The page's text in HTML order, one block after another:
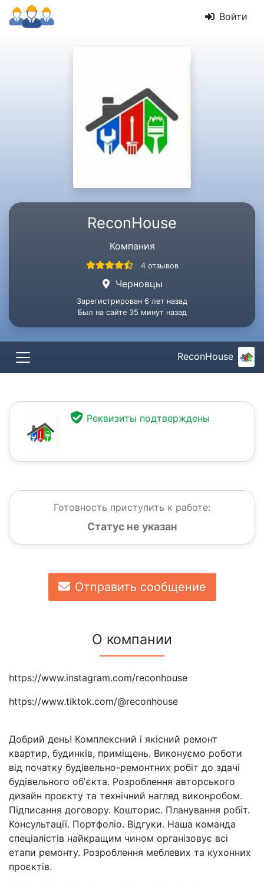
Войти
ReconHouse
Компания
4 отзывов
Черновцы
Зарегистрирован 6 лет назад
Был на сайте 35 минут назад
ReconHouse
Реквизиты подтверждены
Готовность приступить к работе:
Статус не указан
Отправить сообщение
О компании
https://www.instagram.com/reconhouse
https://www.tiktok.com/@reconhouse
Добрий день! Комплексний і якісний ремонт
квартир, будинків, приміщень. Виконуємо роботи
від початку будівельно-ремонтних робіт до здачі
будівельного обʼєкта. Розроблення авторського
дизайн проєкту та технічний нагляд виконробом.
Підписання договору. Кошторис. Планування робіт.
Консультації. Портфоліо. Відгуки. Наша команда
спеціалістів найкращим чином організовує всі
етапи ремонту. Розроблення меблевих та кухонних
проєктів.